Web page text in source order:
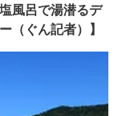
風呂で湯潜るデ
（ぐん記者）】